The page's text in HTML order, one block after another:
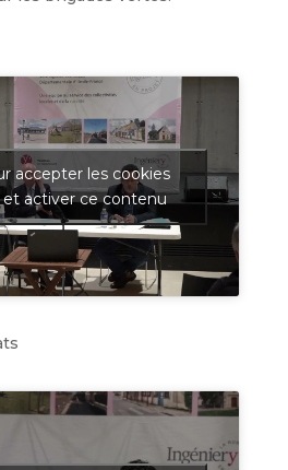
accepter les cookies
activer ce contenu